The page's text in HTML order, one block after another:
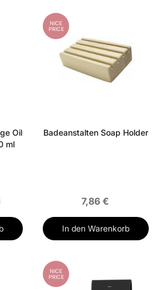
Oil
ml
NICE
PRICE
Badeanstalten Soap Holder
7,86 €
In den Warenkorb
NICE
PRICE